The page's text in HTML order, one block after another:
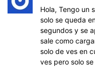
Hola, Tengo un
solo se queda
segundos y se
sale como
solo de ves en
ves pero solo